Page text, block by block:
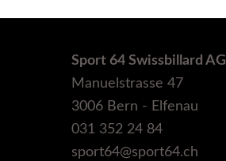
Sport 64 Swissbillard AG
Manuelstrasse 47
3006 Bern - Elfenau
031 352 24 84
sport64@sport64.ch